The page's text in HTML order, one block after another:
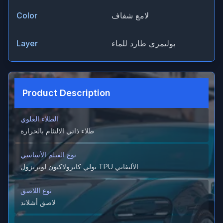
Color لامع شفاف
Layer بوليمري طارد للماء
Product Description
الطلاء العلوي
طلاء ذاتي الالتئام بالحرارة
نوع الفيلم الأساسي
بولي كابرولاكتون لوبريزول TPU الأليفاتي
نوع اللاصق
لاصق أشلاند